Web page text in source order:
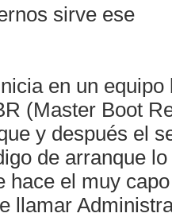
sirve ese
en un
(Master Boot
y después el
de arranque
hace el muy
llamar